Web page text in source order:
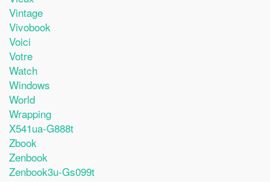
Vintage
Vivobook
Voici
Votre
Watch
Windows
World
Wrapping
X541ua-G888t
Zbook
Zenbook
Zenbook3u-Gs099t